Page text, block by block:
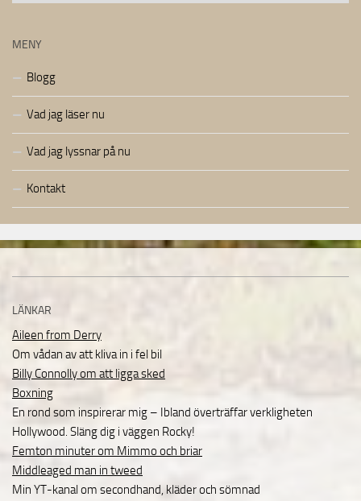
MENY
Blogg
Vad jag läser nu
Vad jag lyssnar på nu
Kontakt
LÄNKAR
Aileen from Derry
Om vådan av att kliva in i fel bil
Billy Connolly om att ligga sked
Boxning
En rond som inspirerar mig – Ibland överträffar verkligheten
Hollywood. Släng dig i väggen Rocky!
Femton minuter om Mimmo och briar
Middleaged man in tweed
Min YT-kanal om secondhand, kläder och sömnad